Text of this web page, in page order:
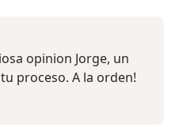
opinion Jorge, un
proceso. A la orden!